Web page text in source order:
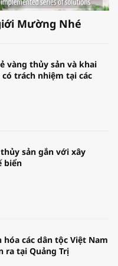
Mường Nhé
vàng thủy sản và khai
có trách nhiệm tại các
sản gắn với xây
biển
hóa các dân tộc Việt Nam
ra tại Quảng Trị